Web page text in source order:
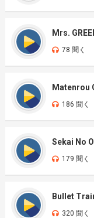
Mrs.
78 聞く
Matenrou
186 聞く
Sekai No
179 聞く
Bullet
320 聞く